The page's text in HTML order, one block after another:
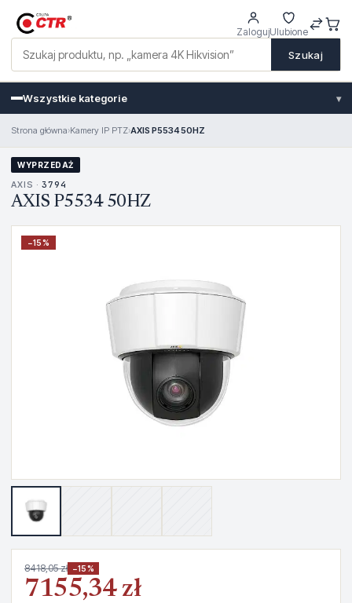
Szukaj
ZalogujUlubione
Wszystkie kategorie ▾
Strona główna›Kamery IP PTZ›AXIS P5534 50HZ
WYPRZEDAŻ
AXIS · 3794
AXIS P5534 50HZ
−15%
8418,05 zł −15%
7155,34 zł